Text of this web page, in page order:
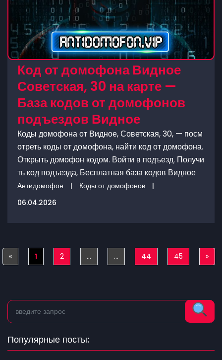
Код от домофона Видное
Советская, 30 на карте —
База кодов от домофонов
подъездов Видное
Коды домофона от Видное, Советская, 30, — посм
отреть коды от домофона, найти код от домофона.
Открыть домофон кодом. Войти в подъезд. Получи
ть код подъезда, Бесплатная база кодов Видное
Антидомофон | Коды от домофонов
|
06.04.2026
«Previous
1 2 ... ... 44 45 »
Популярные посты: